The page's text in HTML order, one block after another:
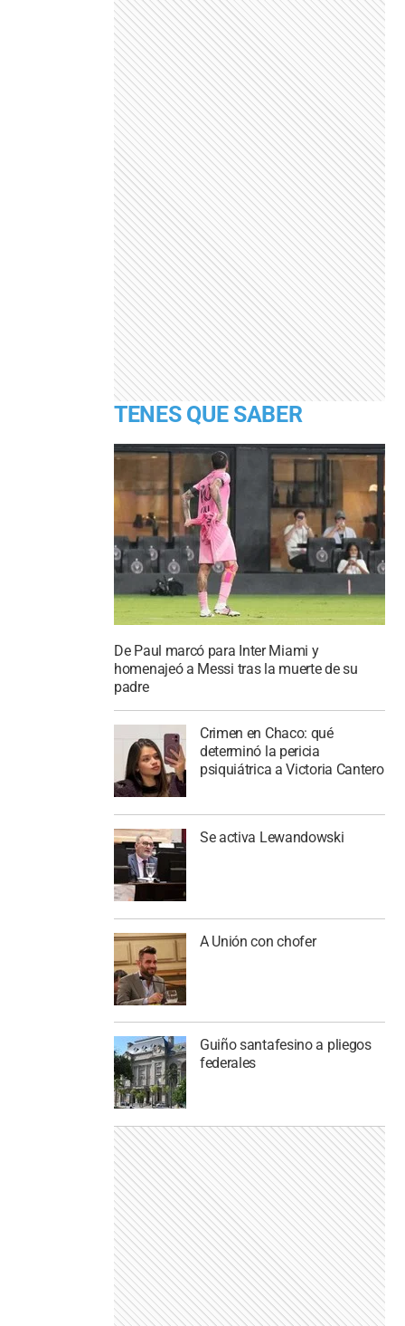
TENES QUE SABER
De Paul marcó para Inter Miami y
homenajeó a Messi tras la muerte de su
padre
Crimen en Chaco: qué
determinó la pericia
psiquiátrica a Victoria Cantero
Se activa Lewandowski
A Unión con chofer
Guiño santafesino a pliegos
federales